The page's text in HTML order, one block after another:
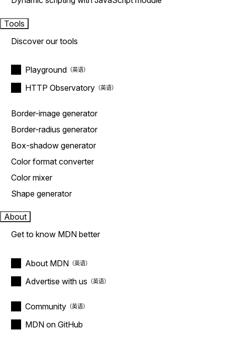
Tools
Discover our tools
Playground
HTTP Observatory
Border-image generator
Border-radius generator
Box-shadow generator
Color format converter
Color mixer
Shape generator
About
Get to know MDN better
About MDN
Advertise with us
Community
MDN on GitHub